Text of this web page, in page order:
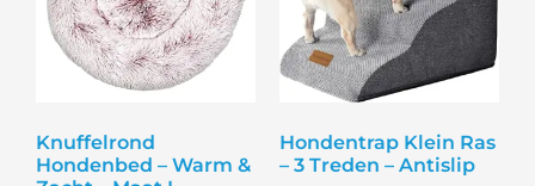
Knuffelrond
Hondenbed – Warm &
Hondentrap Klein Ras
– 3 Treden – Antislip